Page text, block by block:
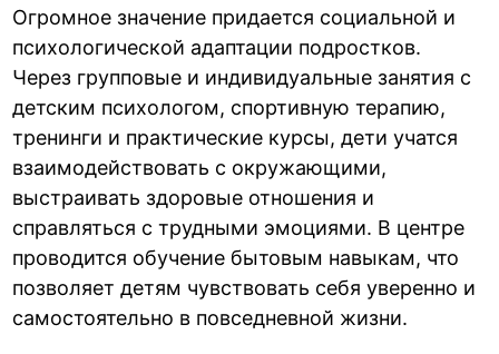
Огромное значение придается социальной и
психологической адаптации подростков.
Через групповые и индивидуальные занятия с
детским психологом, спортивную терапию,
тренинги и практические курсы, дети учатся
взаимодействовать с окружающими,
выстраивать здоровые отношения и
справляться с трудными эмоциями. В центре
проводится обучение бытовым навыкам, что
позволяет детям чувствовать себя уверенно и
самостоятельно в повседневной жизни.